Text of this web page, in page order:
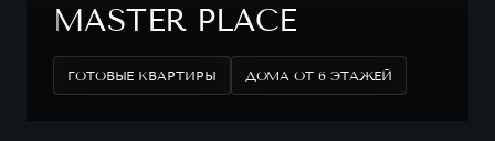
MASTER PLACE
ГОТОВЫЕ КВАРТИРЫ ДОМА ОТ 6 ЭТАЖЕЙ